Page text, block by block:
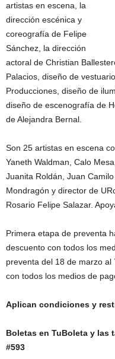
artistas en escena, la
dirección escénica y
coreografía de Felipe
Sánchez, la dirección
actoral de Christian
Palacios, diseño de
Producciones, diseño de
diseño de escenografía de
de Alejandra Bernal.
Son 25 artistas en escena
Yaneth Waldman, Calo
Juanita Roldán, Juan
Mondragón y director de
Rosario Felipe Salazar.
Primera etapa de preventa
descuento con todos los
preventa del 18 de marzo
con todos los medios de
Aplican condiciones y
Boletas en TuBoleta y las
#593